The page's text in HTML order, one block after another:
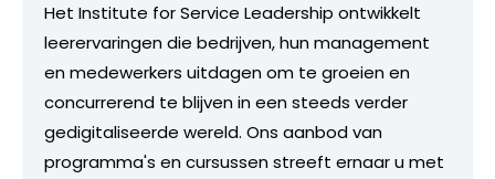
Het Institute for Service Leadership ontwikkelt
leerervaringen die bedrijven, hun management
en medewerkers uitdagen om te groeien en
concurrerend te blijven in een steeds verder
gedigitaliseerde wereld. Ons aanbod van
programma's en cursussen streeft ernaar u met